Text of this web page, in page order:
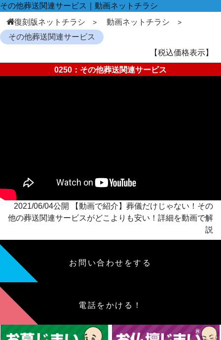
その他葬送関連サービス｜動画ネットチラシ
復刻版ネットチラシ
動画ネットチラシ
その他葬送関連サービス
【税込価格表示】
0250：その他葬送関連サービス
2021/06/04公開 【動画で紹介】葬儀だけじゃない！その
他の葬送関連サービスがどこよりも安い！詳細を動画で解
説
お問い合わせをする
電話をかける！